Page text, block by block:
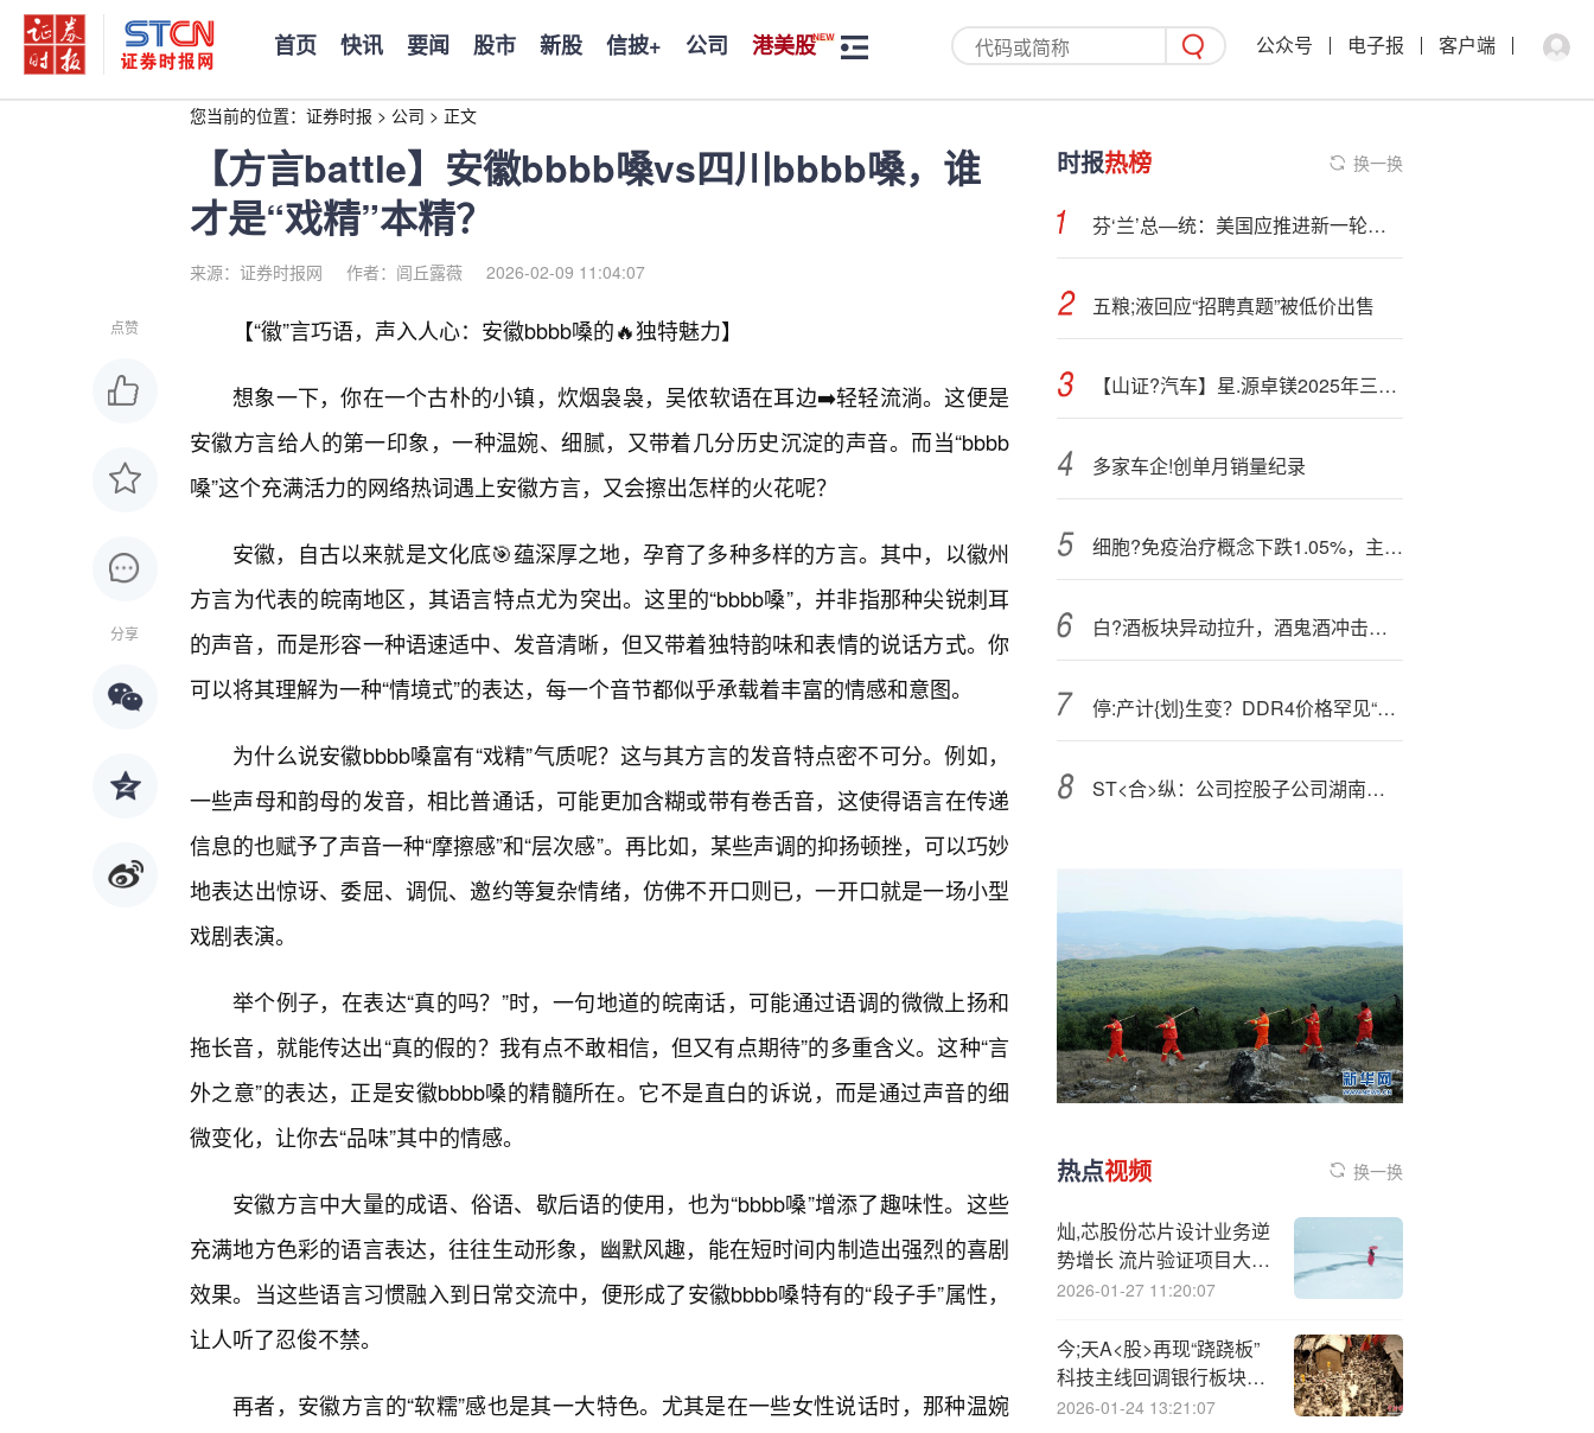
首页 快讯 要闻 股市 新股 信披+ 公司 港美股 公众号 电子报 客户端
您当前的位置： 证券时报 > 公司 > 正文
【方言battle】安徽bbbb嗓vs四川bbbb嗓，谁
才是“戏精”本精？
来源：证券时报网 作者：闾丘露薇 2026-02-09 11:04:07
点赞
分享
【“徽”言巧语，声入人心：安徽bbbb嗓的🔥独特魅力】
想象一下，你在一个古朴的小镇，炊烟袅袅，吴侬软语在耳边➡️轻轻流淌。这便是
安徽方言给人的第一印象，一种温婉、细腻，又带着几分历史沉淀的声音。而当“bbbb
嗓”这个充满活力的网络热词遇上安徽方言，又会擦出怎样的火花呢？
安徽，自古以来就是文化底🎯蕴深厚之地，孕育了多种多样的方言。其中，以徽州
方言为代表的皖南地区，其语言特点尤为突出。这里的“bbbb嗓”，并非指那种尖锐刺耳
的声音，而是形容一种语速适中、发音清晰，但又带着独特韵味和表情的说话方式。你
可以将其理解为一种“情境式”的表达，每一个音节都似乎承载着丰富的情感和意图。
为什么说安徽bbbb嗓富有“戏精”气质呢？这与其方言的发音特点密不可分。例如，
一些声母和韵母的发音，相比普通话，可能更加含糊或带有卷舌音，这使得语言在传递
信息的也赋予了声音一种“摩擦感”和“层次感”。再比如，某些声调的抑扬顿挫，可以巧妙
地表达出惊讶、委屈、调侃、邀约等复杂情绪，仿佛不开口则已，一开口就是一场小型
戏剧表演。
举个例子，在表达“真的吗？”时，一句地道的皖南话，可能通过语调的微微上扬和
拖长音，就能传达出“真的假的？我有点不敢相信，但又有点期待”的多重含义。这种“言
外之意”的表达，正是安徽bbbb嗓的精髓所在。它不是直白的诉说，而是通过声音的细
微变化，让你去“品味”其中的情感。
安徽方言中大量的成语、俗语、歇后语的使用，也为“bbbb嗓”增添了趣味性。这些
充满地方色彩的语言表达，往往生动形象，幽默风趣，能在短时间内制造出强烈的喜剧
效果。当这些语言习惯融入到日常交流中，便形成了安徽bbbb嗓特有的“段子手”属性，
让人听了忍俊不禁。
再者，安徽方言的“软糯”感也是其一大特色。尤其是在一些女性说话时，那种温婉
时报热榜 换一换
芬‘兰’总—统：美国应推进新一轮制裁重创俄罗斯工业
五粮;液回应“招聘真题”被低价出售
【山证?汽车】星.源卓镁2025年三季报点评：新订单饱满产能持续扩张，镁合金应用爆发在即
多家车企!创单月销量纪录
细胞?免疫治疗概念下跌1.05%，主力资金净流出42股
白?酒板块异动拉升，酒鬼酒冲击涨停
停:产计{划}生变？DDR4价格罕见“倒挂” 两大内存巨头延长生产！
ST<合>纵：公司控股子公司湖南雅城主要从事电池级磷酸铁、四氧化三钴和氢氧化钴的研发、生产和销售
热点视频 换一换
灿,芯股份芯片设计业务逆
势增长 流片验证项目大增
80.56%
2026-01-27 11:20:07
今;天A<股>再现“跷跷板”
科技主线回调银行板块反
弹
2026-01-24 13:21:07